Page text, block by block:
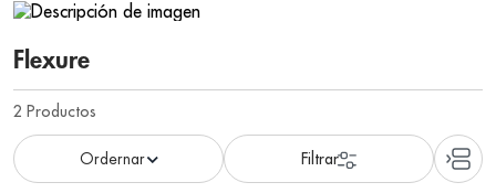
Flexure
2 Productos
1. protector solar
2. pañales
3. eucerin
4. cerave
nivea